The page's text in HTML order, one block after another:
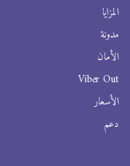
المزايا
مدونة
الأمان
Viber Out
الأسعار
دعم